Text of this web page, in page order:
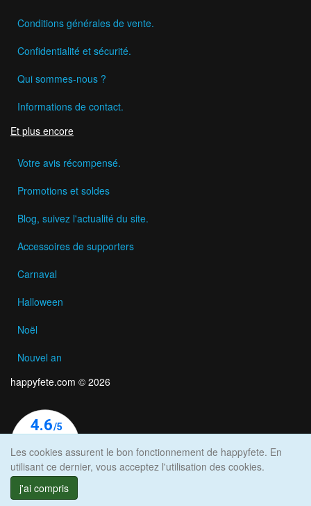
Conditions générales de vente.
Confidentialité et sécurité.
Qui sommes-nous ?
Informations de contact.
Et plus encore
Votre avis récompensé.
Promotions et soldes
Blog, suivez l'actualité du site.
Accessoires de supporters
Carnaval
Halloween
Noël
Nouvel an
happyfete.com © 2026
Les cookies assurent le bon fonctionnement de happyfete. En
utilisant ce dernier, vous acceptez l'utilisation des cookies.
j'ai compris